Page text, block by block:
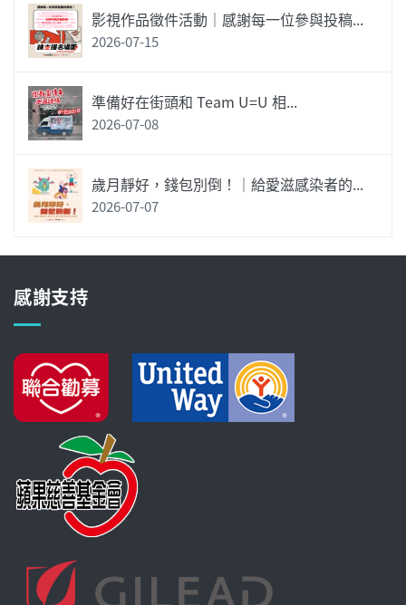
影視作品徵件活動｜感謝每一位參與投稿...
2026-07-15
準備好在街頭和 Team U=U 相...
2026-07-08
歲月靜好，錢包別倒！｜給愛滋感染者的...
2026-07-07
感謝支持